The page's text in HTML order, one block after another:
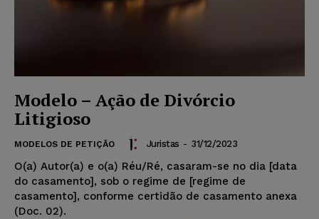
Modelo – Ação de Divórcio
Litigioso
MODELOS DE PETIÇÃO Juristas - 31/12/2023
O(a) Autor(a) e o(a) Réu/Ré, casaram-se no dia [data
do casamento], sob o regime de [regime de
casamento], conforme certidão de casamento anexa
(Doc. 02).